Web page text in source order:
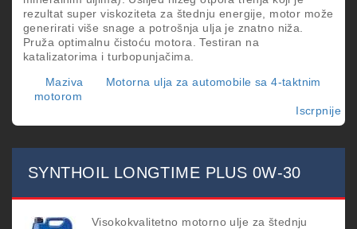
rezultat super viskoziteta za štednju energije, motor može
generirati više snage a potrošnja ulja je znatno niža.
Pruža optimalnu čistoću motora. Testiran na
katalizatorima i turbopunjačima.
Maziva
Motorna ulja za automobile sa 4-taktnim
motorom
Iscrpnije
SYNTHOIL LONGTIME PLUS 0W-30
Visokokvalitetno motorno ulje za štednju